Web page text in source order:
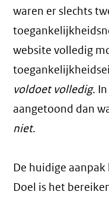
waren er slechts
website volledig
voldoet volledig.
aangetoond dan
niet.
De huidige
Doel is het